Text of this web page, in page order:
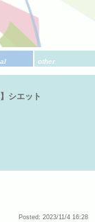
other
シエット
Posted: 2023/11/4 16:28